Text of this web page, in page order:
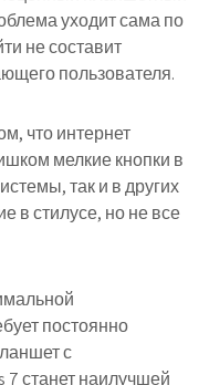
уходит сама по
не составит
пользователя.
что интернет
мелкие кнопки в
так и в других
в стилусе, но не все
постоянно
с
станет наилучшей